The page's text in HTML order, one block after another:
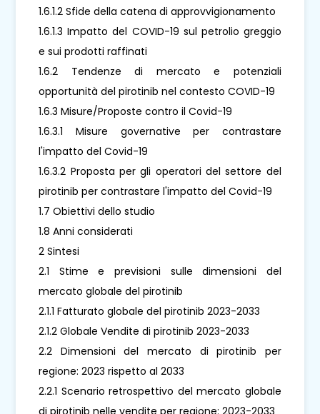
1.6.1.2 Sfide della catena di approvvigionamento
1.6.1.3 Impatto del COVID-19 sul petrolio greggio
e sui prodotti raffinati
1.6.2 Tendenze di mercato e potenziali
opportunità del pirotinib nel contesto COVID-19
1.6.3 Misure/Proposte contro il Covid-19
1.6.3.1 Misure governative per contrastare
l'impatto del Covid-19
1.6.3.2 Proposta per gli operatori del settore del
pirotinib per contrastare l'impatto del Covid-19
1.7 Obiettivi dello studio
1.8 Anni considerati
2 Sintesi
2.1 Stime e previsioni sulle dimensioni del
mercato globale del pirotinib
2.1.1 Fatturato globale del pirotinib 2023-2033
2.1.2 Globale Vendite di pirotinib 2023-2033
2.2 Dimensioni del mercato di pirotinib per
regione: 2023 rispetto al 2033
2.2.1 Scenario retrospettivo del mercato globale